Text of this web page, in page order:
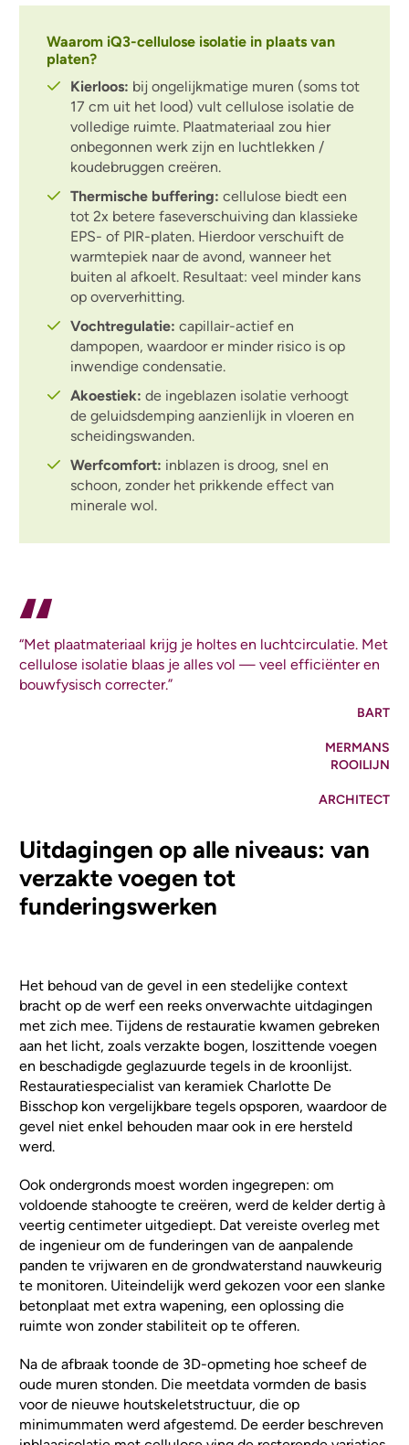
Waarom iQ3-cellulose isolatie in plaats van
platen?
Kierloos: bij ongelijkmatige muren (soms tot
17 cm uit het lood) vult cellulose isolatie de
volledige ruimte. Plaatmateriaal zou hier
onbegonnen werk zijn en luchtlekken /
koudebruggen creëren.
Thermische buffering: cellulose biedt een
tot 2x betere faseverschuiving dan klassieke
EPS- of PIR-platen. Hierdoor verschuift de
warmtepiek naar de avond, wanneer het
buiten al afkoelt. Resultaat: veel minder kans
op oververhitting.
Vochtregulatie: capillair-actief en
dampopen, waardoor er minder risico is op
inwendige condensatie.
Akoestiek: de ingeblazen isolatie verhoogt
de geluidsdemping aanzienlijk in vloeren en
scheidingswanden.
Werfcomfort: inblazen is droog, snel en
schoon, zonder het prikkende effect van
minerale wol.
“Met plaatmateriaal krijg je holtes en luchtcirculatie. Met
cellulose isolatie blaas je alles vol — veel efficiënter en
bouwfysisch correcter.”
BART
MERMANS
ROOILIJN
ARCHITECT
Uitdagingen op alle niveaus: van
verzakte voegen tot
funderingswerken
Het behoud van de gevel in een stedelijke context
bracht op de werf een reeks onverwachte uitdagingen
met zich mee. Tijdens de restauratie kwamen gebreken
aan het licht, zoals verzakte bogen, loszittende voegen
en beschadigde geglazuurde tegels in de kroonlijst.
Restauratiespecialist van keramiek Charlotte De
Bisschop kon vergelijkbare tegels opsporen, waardoor de
gevel niet enkel behouden maar ook in ere hersteld
werd.
Ook ondergronds moest worden ingegrepen: om
voldoende stahoogte te creëren, werd de kelder dertig à
veertig centimeter uitgediept. Dat vereiste overleg met
de ingenieur om de funderingen van de aanpalende
panden te vrijwaren en de grondwaterstand nauwkeurig
te monitoren. Uiteindelijk werd gekozen voor een slanke
betonplaat met extra wapening, een oplossing die
ruimte won zonder stabiliteit op te offeren.
Na de afbraak toonde de 3D-opmeting hoe scheef de
oude muren stonden. Die meetdata vormden de basis
voor de nieuwe houtskeletstructuur, die op
minimummaten werd afgestemd. De eerder beschreven